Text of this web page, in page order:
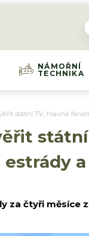
NÁMOŘNÍ
TECHNIKA
státní TV, hlavně
a
čtyři měsíce